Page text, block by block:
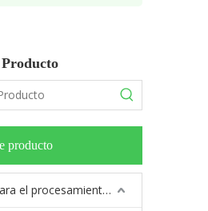
producto
Maquinaria para el procesamiento de frutas y verduras.